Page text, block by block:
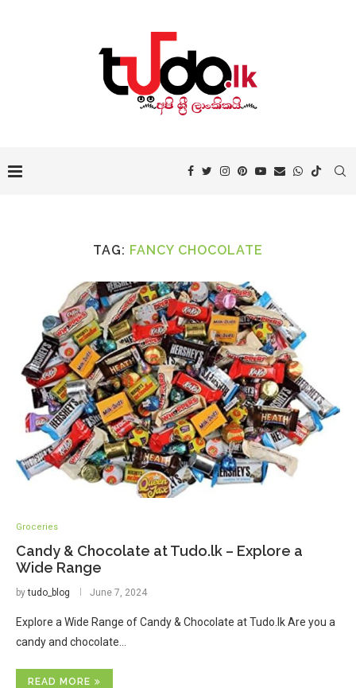
TAG: FANCY CHOCOLATE
Groceries
Candy & Chocolate at Tudo.lk – Explore a
Wide Range
bytudo_blog June 7, 2024
Explore a Wide Range of Candy & Chocolate at Tudo.lk Are you a
candy and chocolate…
READ MORE